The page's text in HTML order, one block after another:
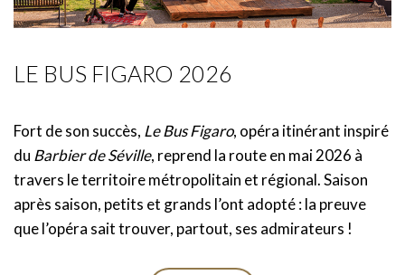
LE BUS FIGARO 2026
Fort de son succès, Le Bus Figaro, opéra itinérant inspiré
du Barbier de Séville, reprend la route en mai 2026 à
travers le territoire métropolitain et régional. Saison
après saison, petits et grands l’ont adopté : la preuve
que l’opéra sait trouver, partout, ses admirateurs !